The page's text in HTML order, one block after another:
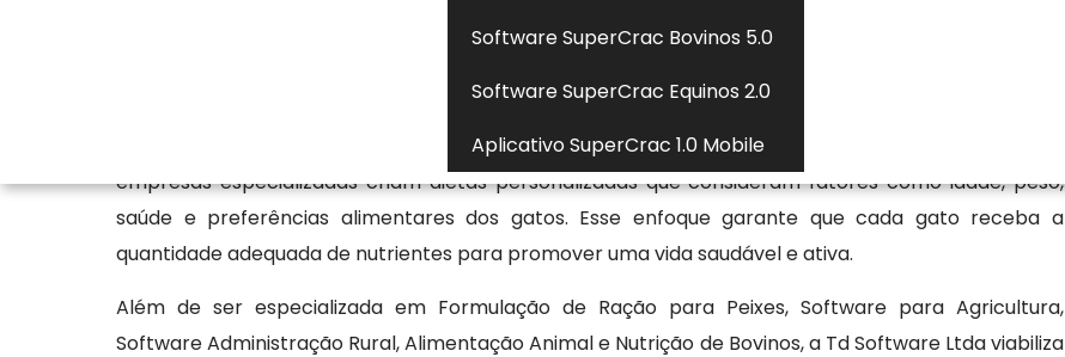
Software SuperCrac Bovinos 5.0
Software SuperCrac Equinos 2.0
Aplicativo SuperCrac 1.0 Mobile
inclui a formulação de rações balanceadas, que atendem às necessidades nutricionais específicas
dos gatos, como proteínas, gorduras, vitaminas e minerais. Utilizando tecnologia avançada, as
empresas especializadas criam dietas personalizadas que consideram fatores como idade, peso,
saúde e preferências alimentares dos gatos. Esse enfoque garante que cada gato receba a
quantidade adequada de nutrientes para promover uma vida saudável e ativa.
Além de ser especializada em Formulação de Ração para Peixes, Software para Agricultura,
Software Administração Rural, Alimentação Animal e Nutrição de Bovinos, a Td Software Ltda viabiliza